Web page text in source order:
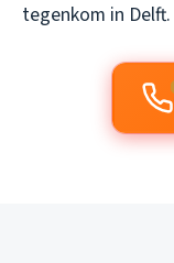
tegenkom in Delft.